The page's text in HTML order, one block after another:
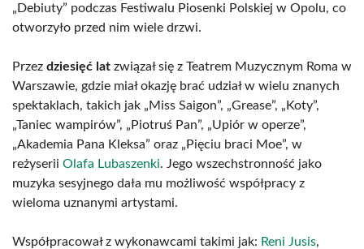
„Debiuty” podczas Festiwalu Piosenki Polskiej w Opolu, co
otworzyło przed nim wiele drzwi.
Przez dziesięć lat związał się z Teatrem Muzycznym Roma w
Warszawie, gdzie miał okazję brać udział w wielu znanych
spektaklach, takich jak „Miss Saigon”, „Grease”, „Koty”,
„Taniec wampirów”, „Piotruś Pan”, „Upiór w operze”,
„Akademia Pana Kleksa” oraz „Pięciu braci Moe”, w
reżyserii Olafa Lubaszenki. Jego wszechstronność jako
muzyka sesyjnego dała mu możliwość współpracy z
wieloma uznanymi artystami.
Współpracował z wykonawcami takimi jak: Reni Jusis,